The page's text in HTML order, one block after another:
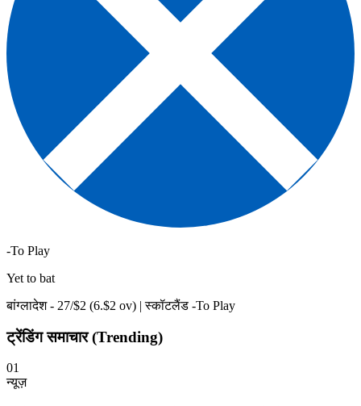
-To Play
Yet to bat
बांग्लादेश - 27/$2 (6.$2 ov) | स्कॉटलैंड -To Play
ट्रेंडिंग समाचार (Trending)
01
न्यूज़